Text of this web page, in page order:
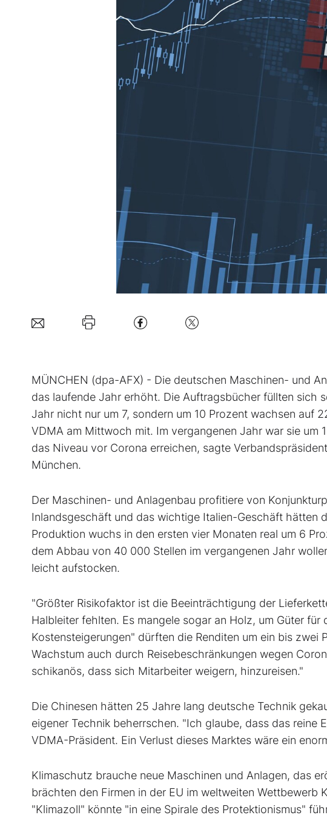
Experten
Mein B:O
Folgen Sie uns
MÜNCHEN (dpa-AFX) - Die deutschen Maschinen- und
das laufende Jahr erhöht. Die Auftragsbücher füllten sich
Jahr nicht nur um 7, sondern um 10 Prozent wachsen auf
VDMA am Mittwoch mit. Im vergangenen Jahr war sie
das Niveau vor Corona erreichen, sagte
München.
Der Maschinen- und Anlagenbau profitiere von
Inlandsgeschäft und das wichtige Italien-Geschäft hätten
Produktion wuchs in den ersten vier Monaten real um 6
dem Abbau von 40 000 Stellen im vergangenen Jahr
leicht aufstocken.
"Größter Risikofaktor ist die Beeinträchtigung der
Halbleiter fehlten. Es mangele sogar an Holz, um Güter
Kostensteigerungen" dürften die Renditen um ein bis zwei
Wachstum auch durch Reisebeschränkungen wegen
schikanös, dass sich Mitarbeiter weigern, hinzureisen."
Die Chinesen hätten 25 Jahre lang deutsche Technik
eigener Technik beherrschen. "Ich glaube, dass das
VDMA-Präsident. Ein Verlust dieses Marktes wäre ein
Klimaschutz brauche neue Maschinen und Anlagen, das
brächten den Firmen in der EU im weltweiten Wettbewerb
"Klimazoll" könnte "in eine Spirale des Protektionismus"